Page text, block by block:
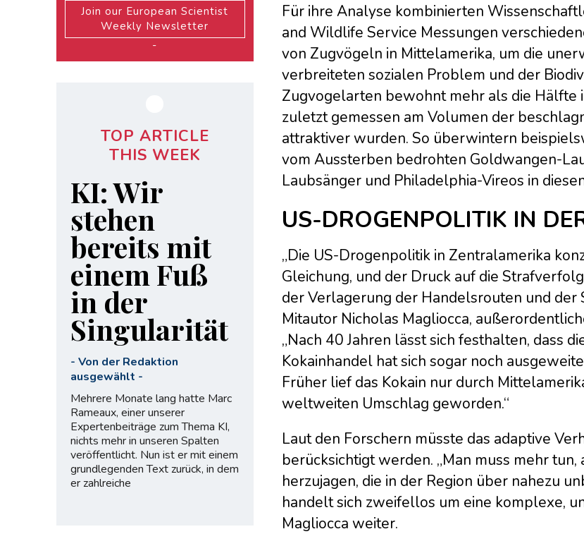
Für ihre Analyse kombinierten
and Wildlife Service Messungen
von Zugvögeln in Mittelamerika, um die
verbreiteten sozialen Problem und der
Zugvogelarten bewohnt mehr als die
zuletzt gemessen am Volumen der
attraktiver wurden. So überwintern
vom Aussterben bedrohten Goldwangen-
Laubsänger und Philadelphia-Vireos in
US-DROGENPOLITIK IN
„Die US-Drogenpolitik in Zentralamerika
Gleichung, und der Druck auf die
der Verlagerung der Handelsrouten und
Mitautor Nicholas Magliocca,
„Nach 40 Jahren lässt sich festhalten, dass
Kokainhandel hat sich sogar noch
Früher lief das Kokain nur durch
weltweiten Umschlag geworden.“
Laut den Forschern müsste das adaptive
berücksichtigt werden. „Man muss mehr
herzujagen, die in der Region über nahezu
handelt sich zweifellos um eine komplexe,
Magliocca weiter.
Join our European Scientist
Weekly Newsletter
-
TOP ARTICLE
THIS WEEK
KI: Wir
stehen
bereits mit
einem Fuß
in der
Singularität
- Von der Redaktion
ausgewählt -
Mehrere Monate lang hatte Marc
Rameaux, einer unserer
Expertenbeiträge zum Thema KI,
nichts mehr in unseren Spalten
veröffentlicht. Nun ist er mit einem
grundlegenden Text zurück, in dem
er zahlreiche